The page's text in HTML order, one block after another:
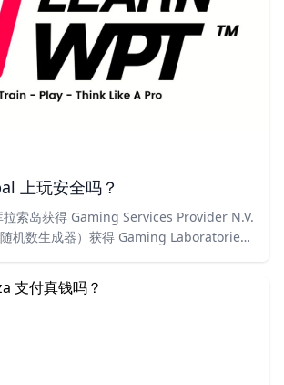
上玩安全吗？
索岛获得 Gaming Services Provider N.V.
机数生成器）获得 Gaming Laboratories